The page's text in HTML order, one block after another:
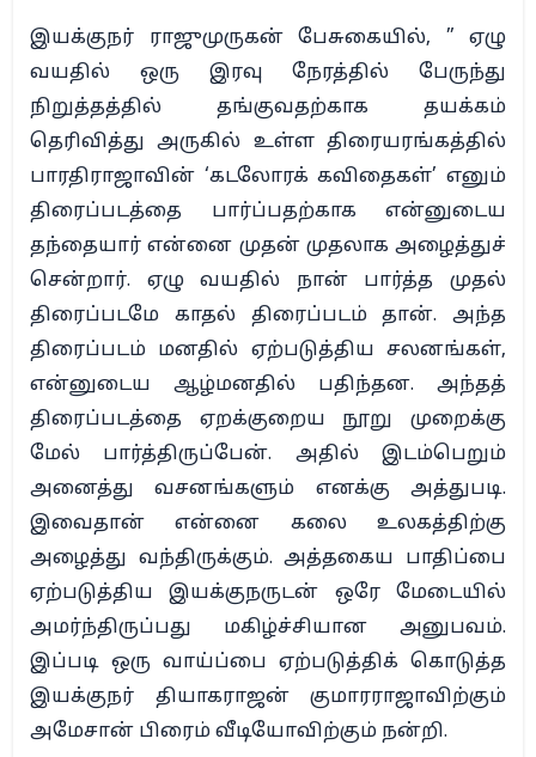
இயக்குநர் ராஜுமுருகன் பேசுகையில், ” ஏழு
வயதில் ஒரு இரவு நேரத்தில் பேருந்து
நிறுத்தத்தில் தங்குவதற்காக தயக்கம்
தெரிவித்து அருகில் உள்ள திரையரங்கத்தில்
பாரதிராஜாவின் ‘கடலோரக் கவிதைகள்’ எனும்
திரைப்படத்தை பார்ப்பதற்காக என்னுடைய
தந்தையார் என்னை முதன் முதலாக அழைத்துச்
சென்றார். ஏழு வயதில் நான் பார்த்த முதல்
திரைப்படமே காதல் திரைப்படம் தான். அந்த
திரைப்படம் மனதில் ஏற்படுத்திய சலனங்கள்,
என்னுடைய ஆழ்மனதில் பதிந்தன. அந்தத்
திரைப்படத்தை ஏறக்குறைய நூறு முறைக்கு
மேல் பார்த்திருப்பேன். அதில் இடம்பெறும்
அனைத்து வசனங்களும் எனக்கு அத்துபடி.
இவைதான் என்னை கலை உலகத்திற்கு
அழைத்து வந்திருக்கும். அத்தகைய பாதிப்பை
ஏற்படுத்திய இயக்குநருடன் ஒரே மேடையில்
அமர்ந்திருப்பது மகிழ்ச்சியான அனுபவம்.
இப்படி ஒரு வாய்ப்பை ஏற்படுத்திக் கொடுத்த
இயக்குநர் தியாகராஜன் குமாரராஜாவிற்கும்
அமேசான் பிரைம் வீடியோவிற்கும் நன்றி.‌